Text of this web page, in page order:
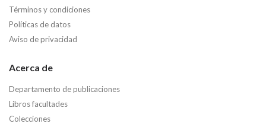
Términos y condiciones
Políticas de datos
Aviso de privacidad
Acerca de
Departamento de publicaciones
Libros facultades
Colecciones